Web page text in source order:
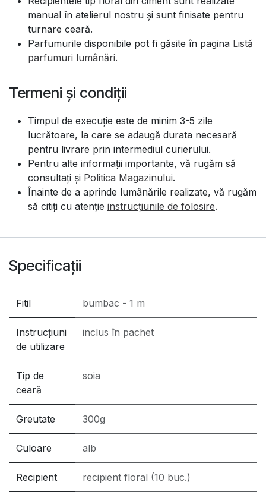
manual în atelierul nostru și sunt finisate pentru
turnare ceară.
Parfumurile disponibile pot fi găsite în pagina Listă
parfumuri lumânări.
Termeni și condiții
Timpul de execuție este de minim 3-5 zile
lucrătoare, la care se adaugă durata necesară
pentru livrare prin intermediul curierului.
Pentru alte informații importante, vă rugăm să
consultați și Politica Magazinului.
Înainte de a aprinde lumânările realizate, vă rugăm
să citiți cu atenție instrucțiunile de folosire.
Specificații
Fitil bumbac - 1 m
Instrucțiuni
de utilizare
inclus în pachet
Tip de
ceară
soia
Greutate 300g
Culoare alb
Recipient recipient floral (10 buc.)